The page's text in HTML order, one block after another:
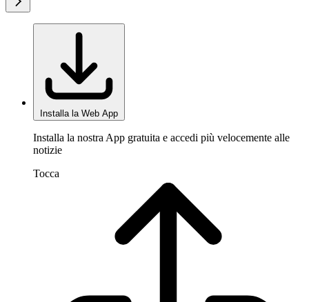
Installa la Web App
Installa la nostra App gratuita e accedi più velocemente alle
notizie
Tocca